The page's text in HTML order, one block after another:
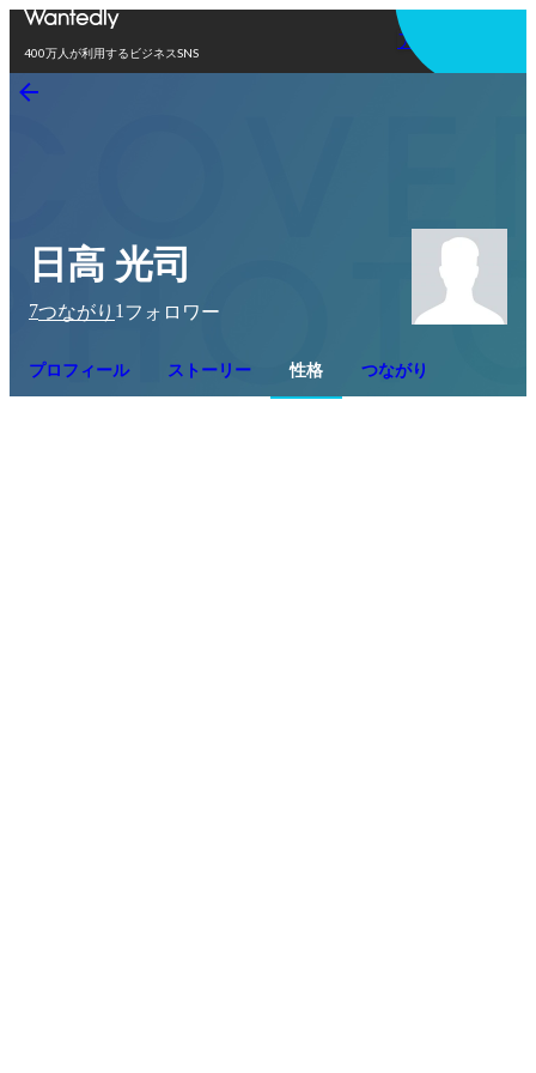
400万人が利用するビジネスSNS
アプリを使う
日高 光司
7つながり 1 フォロワー
プロフィール ストーリー 性格 つながり